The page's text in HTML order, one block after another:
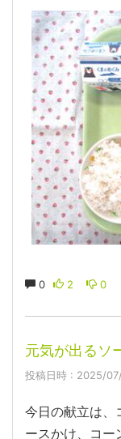
0 2 0
元気が出るソ
投稿日時 : 2025/
今日の献立は、
ースかけ、コー